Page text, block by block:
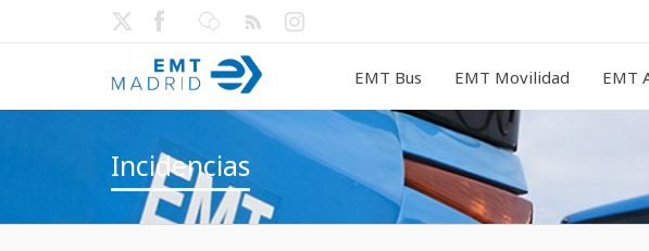
EMT Bus EMT Movilidad EMT
Incidencias